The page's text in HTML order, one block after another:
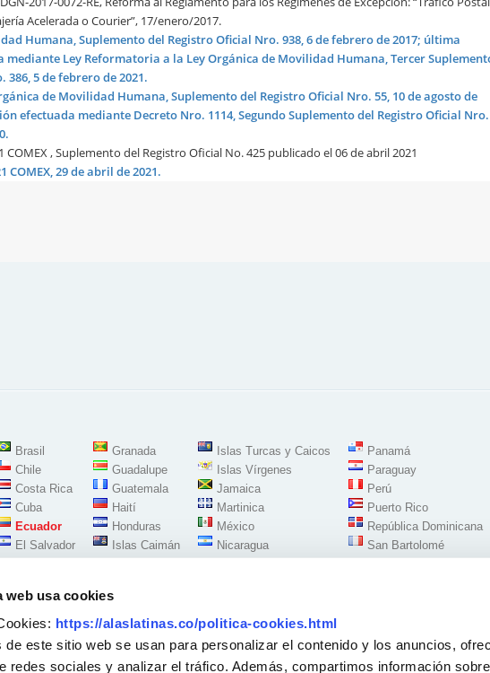
web usa cookies
https://alaslatinas.co/politica-cookies.html
de este sitio web se usan para personalizar el contenido y los anuncios,
redes sociales y analizar el tráfico. Además, compartimos información
Acelerada o Courier”, 17/enero/2017.
Humana, Suplemento del Registro Oficial Nro. 938, 6 de febrero de 2017; última
mediante Ley Reformatoria a la Ley Orgánica de Movilidad Humana, Tercer
5 de febrero de 2021.
de Movilidad Humana, Suplemento del Registro Oficial Nro. 55, 10 de agosto de
efectuada mediante Decreto Nro. 1114, Segundo Suplemento del Registro Oficial Nro.
COMEX , Suplemento del Registro Oficial No. 425 publicado el 06 de abril 2021
COMEX, 29 de abril de 2021.
Brasil
Chile
Costa Rica
Cuba
Ecuador
El Salvador
Granada
Guadalupe
Guatemala
Haití
Honduras
Islas Caimán
Islas Turcas y Caicos
Islas Vírgenes
Jamaica
Martinica
México
Nicaragua
Panamá
Paraguay
Perú
Puerto Rico
República Dominicana
San Bartolomé
Síguenos en: